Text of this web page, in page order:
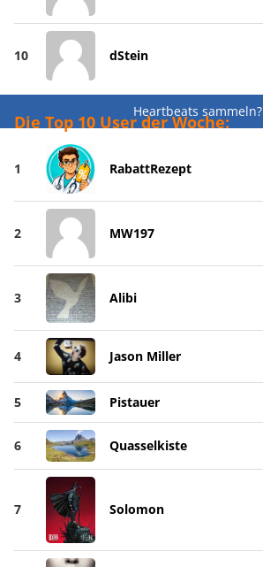
10 dStein
Heartbeats sammeln?
Die Top 10 User der Woche:
1 RabattRezept
2 MW197
3 Alibi
4 Jason Miller
5 Pistauer
6 Quasselkiste
7 Solomon